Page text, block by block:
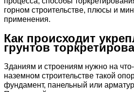
горном строительстве, плюсы и
применения.
Как происходит
грунтов
Зданиям и строениям нужно на
наземном строительстве такой
фундамент, панельный или